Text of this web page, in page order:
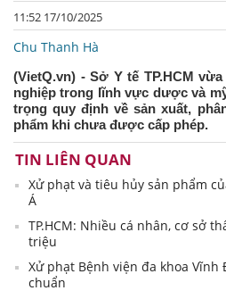
11:52 17/10/2025
Chu Thanh Hà
(VietQ.vn) - Sở Y tế TP.HCM
nghiệp trong lĩnh vực dược và
trọng quy định về sản xuất,
phẩm khi chưa được cấp phép.
TIN LIÊN QUAN
Xử phạt và tiêu hủy sản phẩm
Á
TP.HCM: Nhiều cá nhân, cơ sở
triệu
Xử phạt Bệnh viện đa khoa
chuẩn